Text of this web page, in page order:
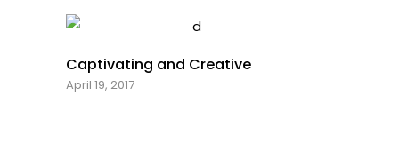
Captivating and Creative
April 19, 2017